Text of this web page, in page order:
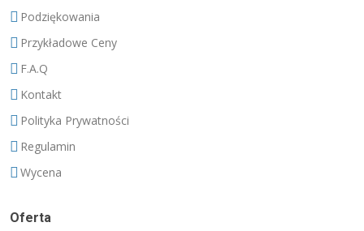
Podziękowania
Przykładowe Ceny
F.A.Q
Kontakt
Polityka Prywatności
Regulamin
Wycena
Oferta